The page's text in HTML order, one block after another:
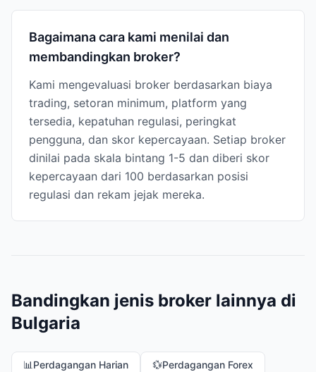
Bagaimana cara kami menilai dan
membandingkan broker?
Kami mengevaluasi broker berdasarkan biaya
trading, setoran minimum, platform yang
tersedia, kepatuhan regulasi, peringkat
pengguna, dan skor kepercayaan. Setiap broker
dinilai pada skala bintang 1-5 dan diberi skor
kepercayaan dari 100 berdasarkan posisi
regulasi dan rekam jejak mereka.
Bandingkan jenis broker lainnya di
Bulgaria
📊 Perdagangan Harian 💱Perdagangan Forex